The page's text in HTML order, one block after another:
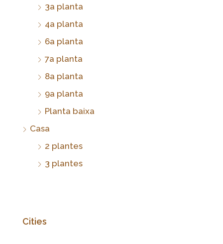
3a planta
4a planta
6a planta
7a planta
8a planta
9a planta
Planta baixa
Casa
2 plantes
3 plantes
Cities